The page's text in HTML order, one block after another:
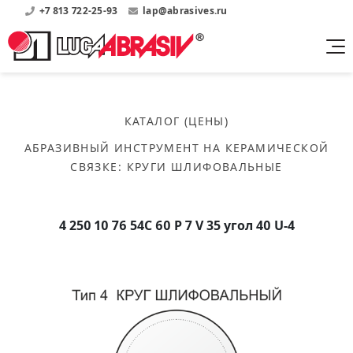
+7 813 722-25-93 lap@abrasives.ru
бакелитовой связке
Скачать каталог
Круги шлифовальные
Сегменты шлифовальные
керамической связке
Скачать каталог
Круги шлифовальные
Скачать прайсы на нашу продукцию
Нормативные документы, ГОСТы, Инструкции по
эсплуатации
Публикации
О нас
Информация о заводе
История завода
Партнеры
Список партнеров завода
Мероприятия
Контакты
КАТАЛОГ (ЦЕНЫ)
АБРАЗИВНЫЙ ИНСТРУМЕНТ НА КЕРАМИЧЕСКОЙ
СВЯЗКЕ : КРУГИ ШЛИФОВАЛЬНЫЕ
4 250 10 76 54С 60 P 7 V 35 угол 40 U-4